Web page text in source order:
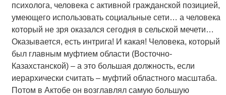
психолога, человека с активной гражданской позицией,
умеющего использовать социальные сети… а человека
который не зря оказался сегодня в сельской мечети…
Оказывается, есть интрига! И какая! Человека, который
был главным муфтием области (Восточно-
Казахстанской) – а это большая должность, если
иерархически считать – муфтий областного масштаба.
Потом в Актобе он возглавлял самую большую